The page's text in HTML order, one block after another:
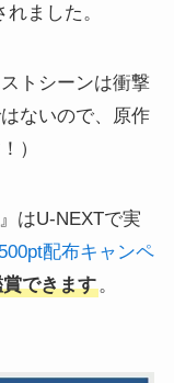
ました。
トシーンは衝撃
ないので、原作
）
はU-NEXTで実
配布キャンペ
できます。